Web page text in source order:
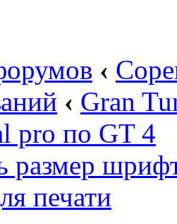
‹
‹ Gran
pro по GT 4
размер
печати